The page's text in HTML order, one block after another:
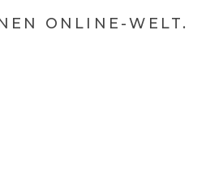
ONLINE-WELT.